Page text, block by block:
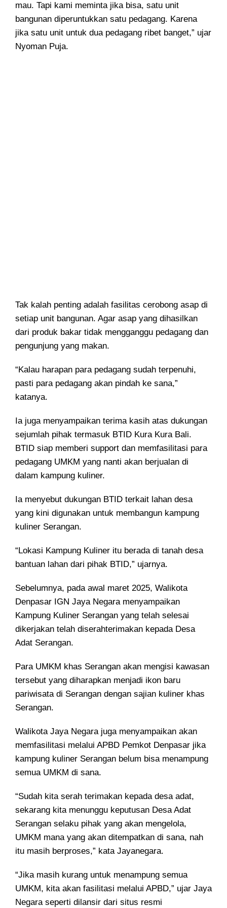
mau. Tapi kami meminta jika bisa, satu unit
bangunan diperuntukkan satu pedagang. Karena
jika satu unit untuk dua pedagang ribet banget,” ujar
Nyoman Puja.
Tak kalah penting adalah fasilitas cerobong asap di
setiap unit bangunan. Agar asap yang dihasilkan
dari produk bakar tidak mengganggu pedagang dan
pengunjung yang makan.
“Kalau harapan para pedagang sudah terpenuhi,
pasti para pedagang akan pindah ke sana,”
katanya.
Ia juga menyampaikan terima kasih atas dukungan
sejumlah pihak termasuk BTID Kura Kura Bali.
BTID siap memberi support dan memfasilitasi para
pedagang UMKM yang nanti akan berjualan di
dalam kampung kuliner.
Ia menyebut dukungan BTID terkait lahan desa
yang kini digunakan untuk membangun kampung
kuliner Serangan.
“Lokasi Kampung Kuliner itu berada di tanah desa
bantuan lahan dari pihak BTID,” ujarnya.
Sebelumnya, pada awal maret 2025, Walikota
Denpasar IGN Jaya Negara menyampaikan
Kampung Kuliner Serangan yang telah selesai
dikerjakan telah diserahterimakan kepada Desa
Adat Serangan.
Para UMKM khas Serangan akan mengisi kawasan
tersebut yang diharapkan menjadi ikon baru
pariwisata di Serangan dengan sajian kuliner khas
Serangan.
Walikota Jaya Negara juga menyampaikan akan
memfasilitasi melalui APBD Pemkot Denpasar jika
kampung kuliner Serangan belum bisa menampung
semua UMKM di sana.
“Sudah kita serah terimakan kepada desa adat,
sekarang kita menunggu keputusan Desa Adat
Serangan selaku pihak yang akan mengelola,
UMKM mana yang akan ditempatkan di sana, nah
itu masih berproses,” kata Jayanegara.
“Jika masih kurang untuk menampung semua
UMKM, kita akan fasilitasi melalui APBD,” ujar Jaya
Negara seperti dilansir dari situs resmi